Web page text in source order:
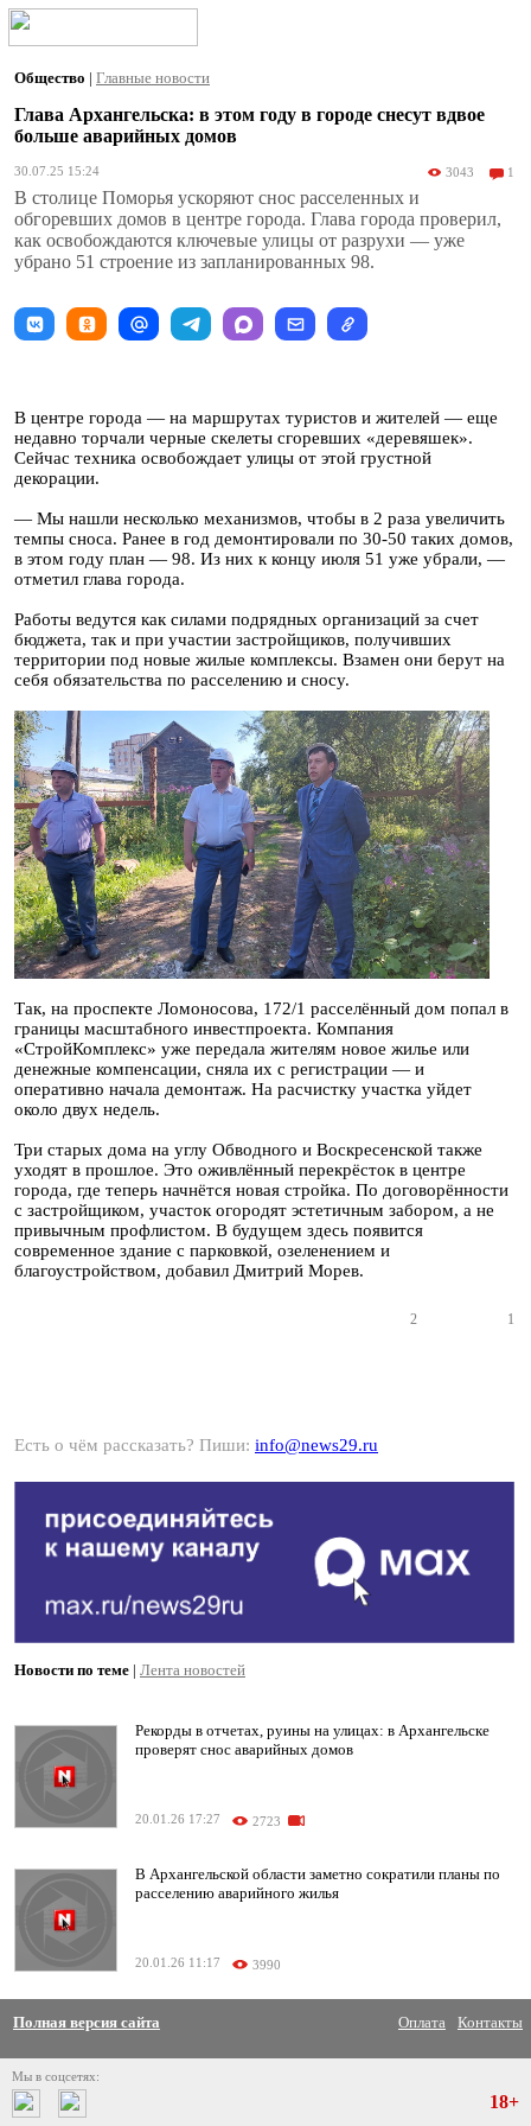
Общество | Главные новости
Глава Архангельска: в этом году в городе снесут вдвое
больше аварийных домов
30.07.25 15:24 3043 1
В столице Поморья ускоряют снос расселенных и
обгоревших домов в центре города. Глава города проверил,
как освобождаются ключевые улицы от разрухи — уже
убрано 51 строение из запланированных 98.
В центре города — на маршрутах туристов и жителей — еще
недавно торчали черные скелеты сгоревших «деревяшек».
Сейчас техника освобождает улицы от этой грустной
декорации.
— Мы нашли несколько механизмов, чтобы в 2 раза увеличить
темпы сноса. Ранее в год демонтировали по 30-50 таких домов,
в этом году план — 98. Из них к концу июля 51 уже убрали, —
отметил глава города.
Работы ведутся как силами подрядных организаций за счет
бюджета, так и при участии застройщиков, получивших
территории под новые жилые комплексы. Взамен они берут на
себя обязательства по расселению и сносу.
Так, на проспекте Ломоносова, 172/1 расселённый дом попал в
границы масштабного инвестпроекта. Компания
«СтройКомплекс» уже передала жителям новое жилье или
денежные компенсации, сняла их с регистрации — и
оперативно начала демонтаж. На расчистку участка уйдет
около двух недель.
Три старых дома на углу Обводного и Воскресенской также
уходят в прошлое. Это оживлённый перекрёсток в центре
города, где теперь начнётся новая стройка. По договорённости
с застройщиком, участок огородят эстетичным забором, а не
привычным профлистом. В будущем здесь появится
современное здание с парковкой, озеленением и
благоустройством, добавил Дмитрий Морев.
2 1
Есть о чём рассказать? Пиши: info@news29.ru
Новости по теме | Лента новостей
Рекорды в отчетах, руины на улицах: в Архангельске
проверят снос аварийных домов
20.01.26 17:27 2723
В Архангельской области заметно сократили планы по
расселению аварийного жилья
20.01.26 11:17 3990
Полная версия сайта Оплата Контакты
Мы в соцсетях:
18+